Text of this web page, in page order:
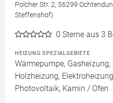
Polcher Str. 2, 56299
Steffenshof)
0 Sterne aus 3
HEIZUNG SPEZIALGEBIETE
Wärmepumpe, Gasheizung,
Holzheizung,
Photovoltaik, Kamin / Ofen